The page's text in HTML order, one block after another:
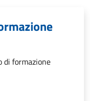
di formazione